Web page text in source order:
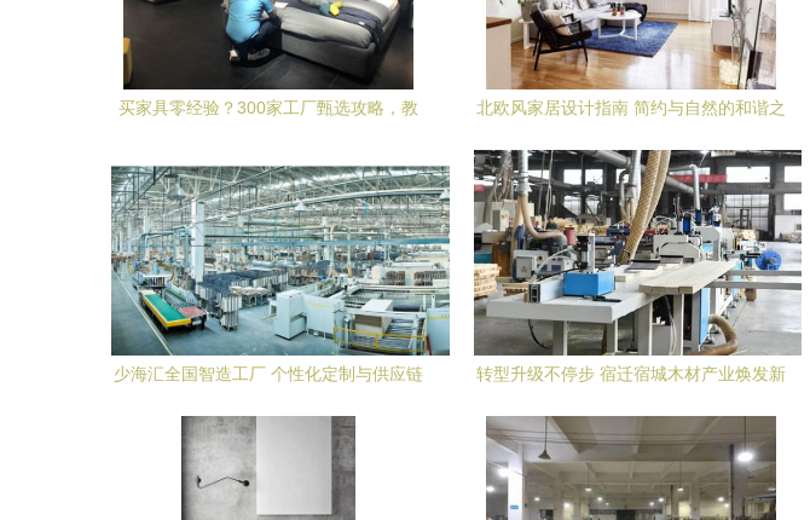
买家具零经验？300家工厂甄选攻略，教
北欧风家居设计指南 简约与自然的和谐之
少海汇全国智造工厂 个性化定制与供应链
转型升级不停步 宿迁宿城木材产业焕发新